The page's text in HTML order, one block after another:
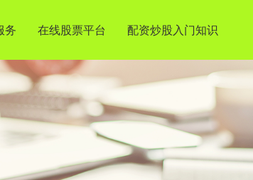
务 在线股票平台 配资炒股入门知识